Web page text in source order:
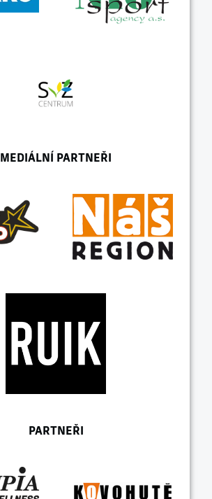
MEDIÁLNÍ PARTNEŘI
PARTNEŘI